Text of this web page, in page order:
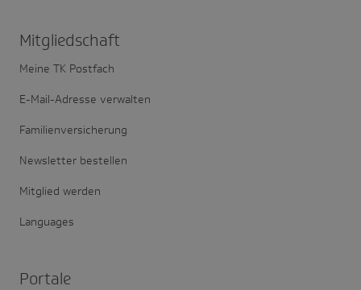
Mitglied­schaft
Meine TK Postfach
E-Mail-Adresse verwalten
Familienversicherung
Newsletter bestellen
Mitglied werden
Languages
Portale